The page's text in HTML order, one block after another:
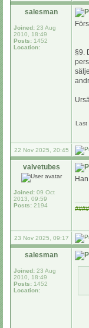
salesman
Joined: 23 Aug
2010, 18:49
Posts: 1452
Location:
§9.
Last
22 Nov 2025, 20:45
valvetubes
Joined: 09 Oct
2013, 09:59
Posts: 2194
23 Nov 2025, 09:17
salesman
Joined: 23 Aug
2010, 18:49
Posts: 1452
Location: